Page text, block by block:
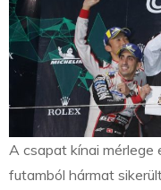
A csapat kínai mérlege
futamból hármat